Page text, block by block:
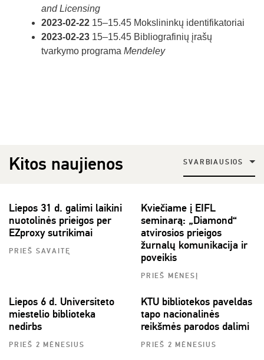
and Licensing
2023-02-22 15–15.45 Mokslininkų identifikatoriai
2023-02-23 15–15.45 Bibliografinių įrašų
tvarkymo programa Mendeley
Kitos naujienos SVARBIAUSIOS
Liepos 31 d. galimi laikini
nuotolinės prieigos per
EZproxy sutrikimai
PRIEŠ SAVAITĘ
Kviečiame į EIFL
seminarą: „Diamond“
atvirosios prieigos
žurnalų komunikacija ir
poveikis
PRIEŠ MĖNESĮ
Liepos 6 d. Universiteto
miestelio biblioteka
nedirbs
PRIEŠ 2 MĖNESIUS
KTU bibliotekos paveldas
tapo nacionalinės
reikšmės parodos dalimi
PRIEŠ 2 MĖNESIUS